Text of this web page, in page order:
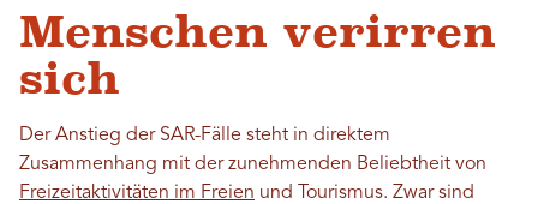
Menschen verirren
sich
Der Anstieg der SAR-Fälle steht in direktem
Zusammenhang mit der zunehmenden Beliebtheit von
Freizeitaktivitäten im Freien und Tourismus. Zwar sind